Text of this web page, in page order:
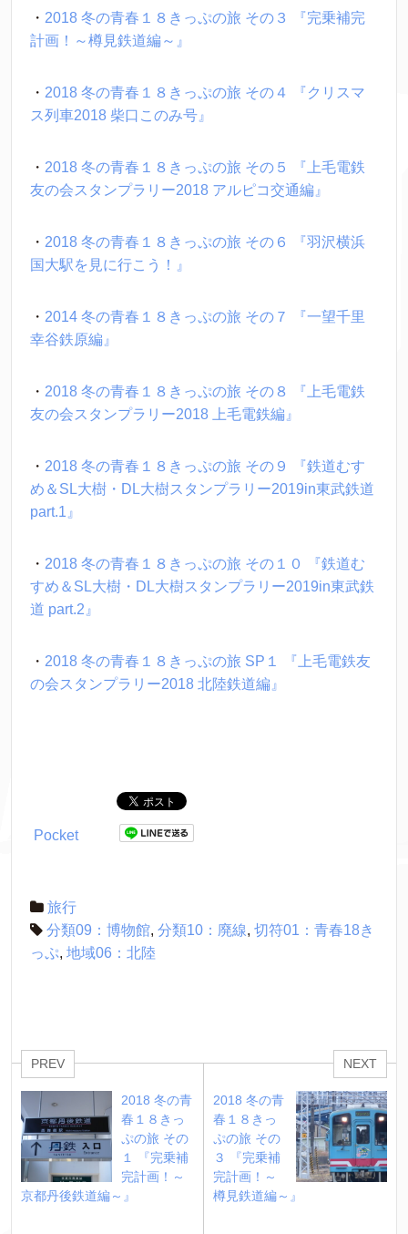
・ 2018 冬の青春１８きっぷの旅 その３ 『完乗補完
計画！～樽見鉄道編～』
・ 2018 冬の青春１８きっぷの旅 その４ 『クリスマ
ス列車2018 柴口このみ号』
・ 2018 冬の青春１８きっぷの旅 その５ 『上毛電鉄
友の会スタンプラリー2018 アルピコ交通編』
・ 2018 冬の青春１８きっぷの旅 その６ 『羽沢横浜
国大駅を見に行こう！』
・ 2014 冬の青春１８きっぷの旅 その７ 『一望千里
幸谷鉄原編』
・ 2018 冬の青春１８きっぷの旅 その８ 『上毛電鉄
友の会スタンプラリー2018 上毛電鉄編』
・ 2018 冬の青春１８きっぷの旅 その９ 『鉄道むす
め＆SL大樹・DL大樹スタンプラリー2019in東武鉄道
part.1』
・ 2018 冬の青春１８きっぷの旅 その１０ 『鉄道む
すめ＆SL大樹・DL大樹スタンプラリー2019in東武鉄
道 part.2』
・ 2018 冬の青春１８きっぷの旅 SP１ 『上毛電鉄友
の会スタンプラリー2018 北陸鉄道編』
Pocket
旅行
分類09：博物館, 分類10：廃線, 切符01：青春18き
っぷ, 地域06：北陸
PREV
2018 冬の青
春１８きっ
ぷの旅 その
１ 『完乗補
完計画！～
京都丹後鉄道編～』
NEXT
2018 冬の青
春１８きっ
ぷの旅 その
３ 『完乗補
完計画！～
樽見鉄道編～』